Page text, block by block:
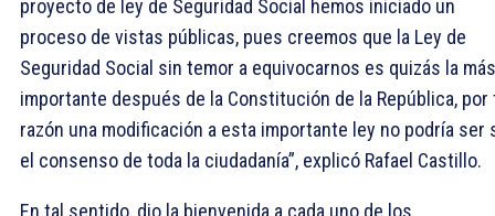
proyecto de ley de Seguridad Social hemos iniciado un
proceso de vistas públicas, pues creemos que la Ley de
Seguridad Social sin temor a equivocarnos es quizás la más
importante después de la Constitución de la República, por
razón una modificación a esta importante ley no podría ser
el consenso de toda la ciudadanía”, explicó Rafael Castillo.
En tal sentido, dio la bienvenida a cada uno de los